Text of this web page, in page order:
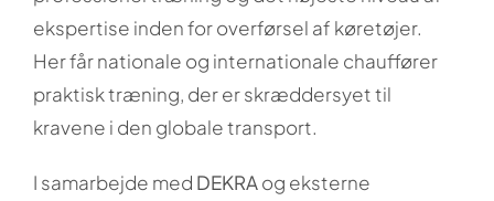
ekspertise inden for overførsel af køretøjer.
Her får nationale og internationale chauffører
praktisk træning, der er skræddersyet til
kravene i den globale transport.
I samarbejde med DEKRAog eksterne